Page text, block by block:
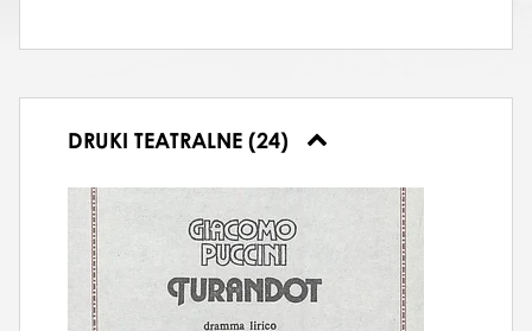
DRUKI TEATRALNE (24)